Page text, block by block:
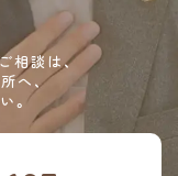
相談は、
へ、
。